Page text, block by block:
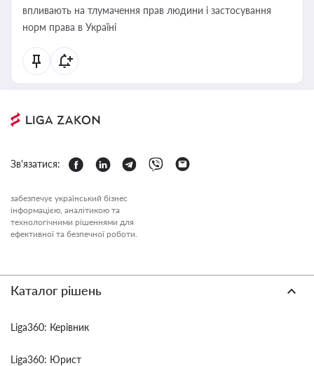
впливають на тлумачення прав людини і застосування
норм права в Україні
Зв'язатися:
забезпечує український бізнес
інформацією, аналітикою та
технологічними рішеннями для
ефективної та безпечної роботи.
Каталог рішень
Liga360: Керівник
Liga360: Юрист